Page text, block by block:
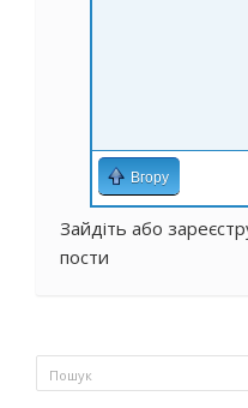
Вгору
Зайдіть або
пости
Пошукова
Пошук